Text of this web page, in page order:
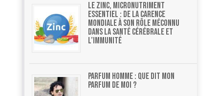
Le zinc, micronutriment
essentiel : de la carence
mondiale à son rôle méconnu
dans la santé cérébrale et
l’immunité
Parfum homme : que dit mon
parfum de moi ?